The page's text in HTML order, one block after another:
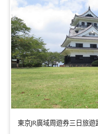
東京JR廣域周遊券三日旅